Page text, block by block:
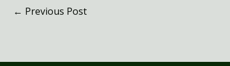
← Previous Post